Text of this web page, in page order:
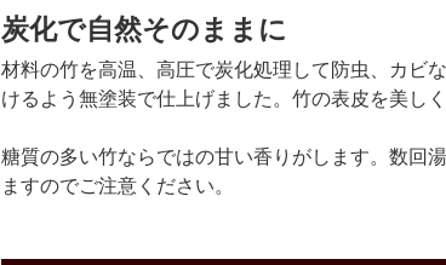
炭化で自然そのままに
材料の竹を高温、高圧で炭化処理して防虫、カビ
けるよう無塗装で仕上げました。竹の表皮を美し
糖質の多い竹ならではの甘い香りがします。数回
ますのでご注意ください。